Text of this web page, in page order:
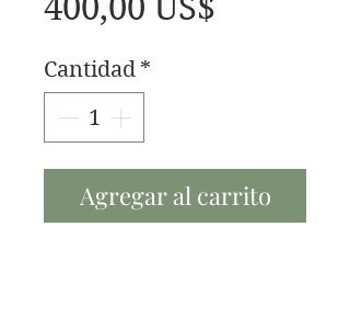
400,00 US$
Cantidad *
Agregar al carrito